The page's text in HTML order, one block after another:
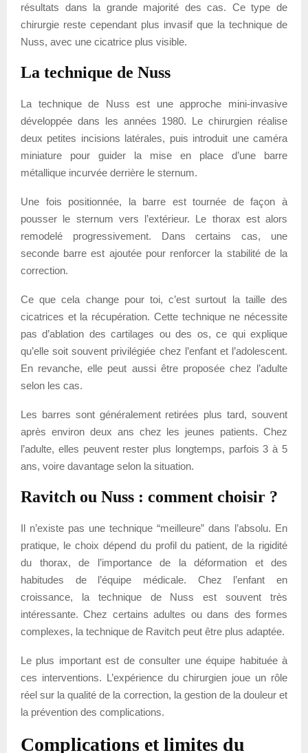
résultats dans la grande majorité des cas. Ce type de
chirurgie reste cependant plus invasif que la technique de
Nuss, avec une cicatrice plus visible.
La technique de Nuss
La technique de Nuss est une approche mini-invasive
développée dans les années 1980. Le chirurgien réalise
deux petites incisions latérales, puis introduit une caméra
miniature pour guider la mise en place d’une barre
métallique incurvée derrière le sternum.
Une fois positionnée, la barre est tournée de façon à
pousser le sternum vers l’extérieur. Le thorax est alors
remodelé progressivement. Dans certains cas, une
seconde barre est ajoutée pour renforcer la stabilité de la
correction.
Ce que cela change pour toi, c’est surtout la taille des
cicatrices et la récupération. Cette technique ne nécessite
pas d’ablation des cartilages ou des os, ce qui explique
qu’elle soit souvent privilégiée chez l’enfant et l’adolescent.
En revanche, elle peut aussi être proposée chez l’adulte
selon les cas.
Les barres sont généralement retirées plus tard, souvent
après environ deux ans chez les jeunes patients. Chez
l’adulte, elles peuvent rester plus longtemps, parfois 3 à 5
ans, voire davantage selon la situation.
Ravitch ou Nuss : comment choisir ?
Il n’existe pas une technique “meilleure” dans l’absolu. En
pratique, le choix dépend du profil du patient, de la rigidité
du thorax, de l’importance de la déformation et des
habitudes de l’équipe médicale. Chez l’enfant en
croissance, la technique de Nuss est souvent très
intéressante. Chez certains adultes ou dans des formes
complexes, la technique de Ravitch peut être plus adaptée.
Le plus important est de consulter une équipe habituée à
ces interventions. L’expérience du chirurgien joue un rôle
réel sur la qualité de la correction, la gestion de la douleur et
la prévention des complications.
Complications et limites du